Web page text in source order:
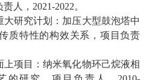
责人， 2021-2022。
大研究计划：加压大型鼓泡塔中
质特性的构效关系， 项目负责
上项目：纳米氧化物环己烷液相